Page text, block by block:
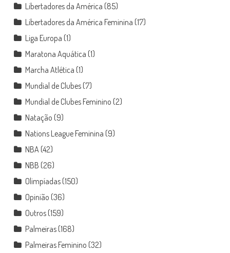
Libertadores da América (85)
Libertadores da América Feminina (17)
Liga Europa (1)
Maratona Aquática (1)
Marcha Atlética (1)
Mundial de Clubes(7)
Mundial de Clubes Feminino (2)
Natação (9)
Nations League Feminina (9)
NBA (42)
NBB (26)
Olimpíadas(150)
Opinião (36)
Outros(159)
Palmeiras(168)
Palmeiras Feminino (32)